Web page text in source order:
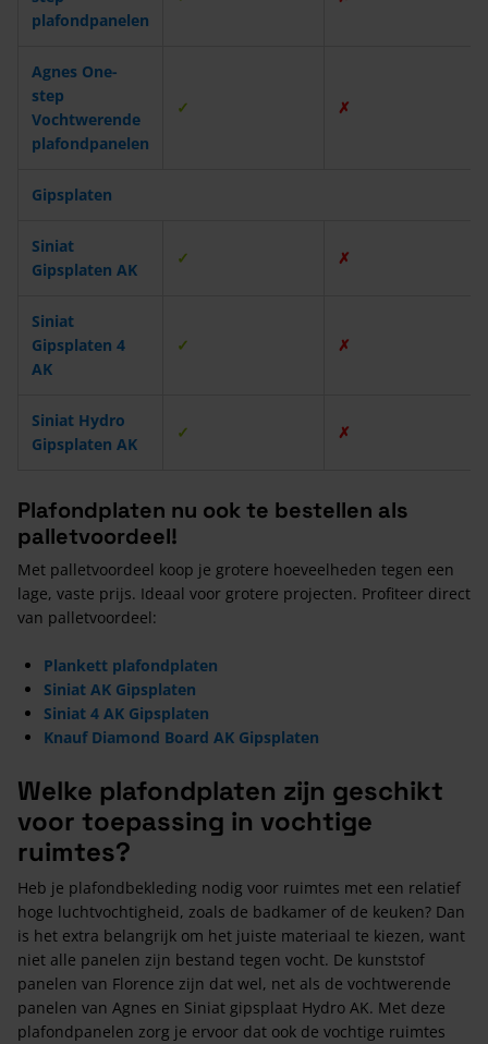
plafondpanelen
Agnes One-
step
Vochtwerende
plafondpanelen
✓ ✗
Gipsplaten
Siniat
Gipsplaten AK
✓ ✗
Siniat
Gipsplaten 4
AK
✓ ✗
Siniat Hydro
Gipsplaten AK
✓ ✗
Plafondplaten nu ook te bestellen als
palletvoordeel!
Met palletvoordeel koop je grotere hoeveelheden tegen een
lage, vaste prijs. Ideaal voor grotere projecten. Profiteer direct
van palletvoordeel:
Plankett plafondplaten
Siniat AK Gipsplaten
Siniat 4 AK Gipsplaten
Knauf Diamond Board AK Gipsplaten
Welke plafondplaten zijn geschikt
voor toepassing in vochtige
ruimtes?
Heb je plafondbekleding nodig voor ruimtes met een relatief
hoge luchtvochtigheid, zoals de badkamer of de keuken? Dan
is het extra belangrijk om het juiste materiaal te kiezen, want
niet alle panelen zijn bestand tegen vocht. De kunststof
panelen van Florence zijn dat wel, net als de vochtwerende
panelen van Agnes en Siniat gipsplaat Hydro AK. Met deze
plafondpanelen zorg je ervoor dat ook de vochtige ruimtes